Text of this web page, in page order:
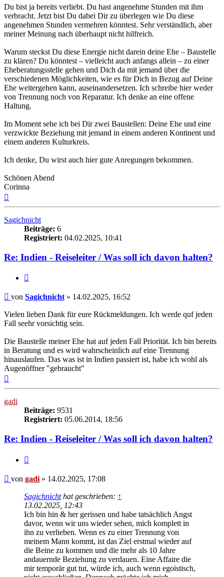
Du bist ja bereits verliebt. Du hast angenehme Stunden mit ihm
verbracht. Jetzt bist Du dabei Dir zu überlegen wie Du diese
angenehmen Stunden vermehren könntest. Sehr verständlich, aber
meiner Meinung nach überhaupt nicht hilfreich.
Warum steckst Du diese Energie nicht darein deine Ehe – Baustelle
zu klären? Du könntest – vielleicht auch anfangs allein – zu einer
Eheberatungsstelle gehen und Dich da mit jemand über die
verschiedenen Möglichkeiten, wie es für Dich in Bezug auf Deine
Ehe weitergehen kann, auseinandersetzen. Ich schreibe hier weder
von Trennung noch von Reparatur. Ich denke an eine offene
Haltung.
Im Moment sehe ich bei Dir zwei Baustellen: Deine Ehe und eine
verzwickte Beziehung mit jemand in einem anderen Kontinent und
einem anderen Kulturkreis.
Ich denke, Du wirst auch hier gute Anregungen bekommen.
Schönen Abend
Corinna
Sagichnicht
Beiträge: 6
Registriert: 04.02.2025, 10:41
Re: Indien - Reiseleiter / Was soll ich davon halten?
Beitrag
von Sagichnicht» 14.02.2025, 16:52
Vielen lieben Dank für eure Rückmeldungen. Ich werde quf jeden
Fall seehr vorsichtig sein.
Die Baustelle meiner Ehe hat auf jeden Fall Priorität. Ich bin bereits
in Beratung und es wird wahrscheinlich auf eine Trennung
hinauslaufen. Das was ist in Indien passiert ist, habe ich wohl als
Augenöffner "gebraucht"
oben
gadi
Beiträge: 9531
Registriert: 05.06.2014, 18:56
Re: Indien - Reiseleiter / Was soll ich davon halten?
Beitrag
von gadi » 14.02.2025, 17:08
Sagichnichthat geschrieben: ↑
13.02.2025, 12:43
Ich bin hin & her gerissen und habe tatsächlich Angst
davor, wenn wir uns wieder sehen, mich komplett in
ihn zu verlieben. Wenn es zu einer Trennung von
meinem Mann kommt, ist das Ziel erstmal wieder auf
die Beine zu kommen und die mehr als 10 Jahre
andauernde Beziehung zu verdauen. Eine Affaire die
mir temporär gut tut, würde ich, auch wenn egoistisch,